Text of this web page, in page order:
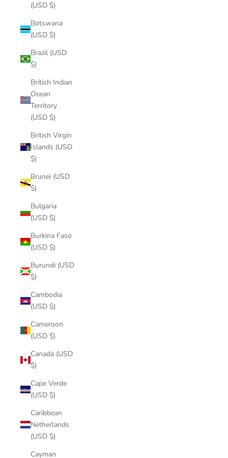
(USD $)
Botswana
(USD $)
Brazil (USD
$)
British Indian
Ocean
Territory
(USD $)
British Virgin
Islands (USD
$)
Brunei (USD
$)
Bulgaria
(USD $)
Burkina Faso
(USD $)
Burundi (USD
$)
Cambodia
(USD $)
Cameroon
(USD $)
Canada (USD
$)
Cape Verde
(USD $)
Caribbean
Netherlands
(USD $)
Cayman